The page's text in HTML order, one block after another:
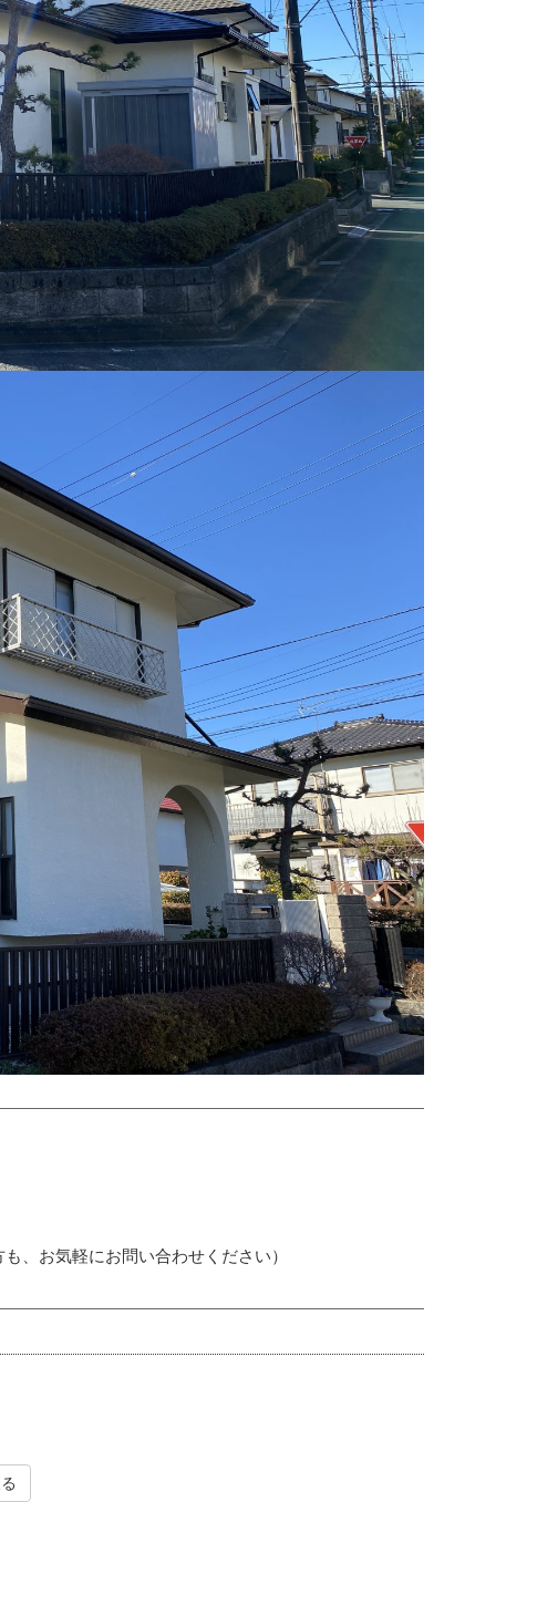
、お気軽にお問い合わせください）